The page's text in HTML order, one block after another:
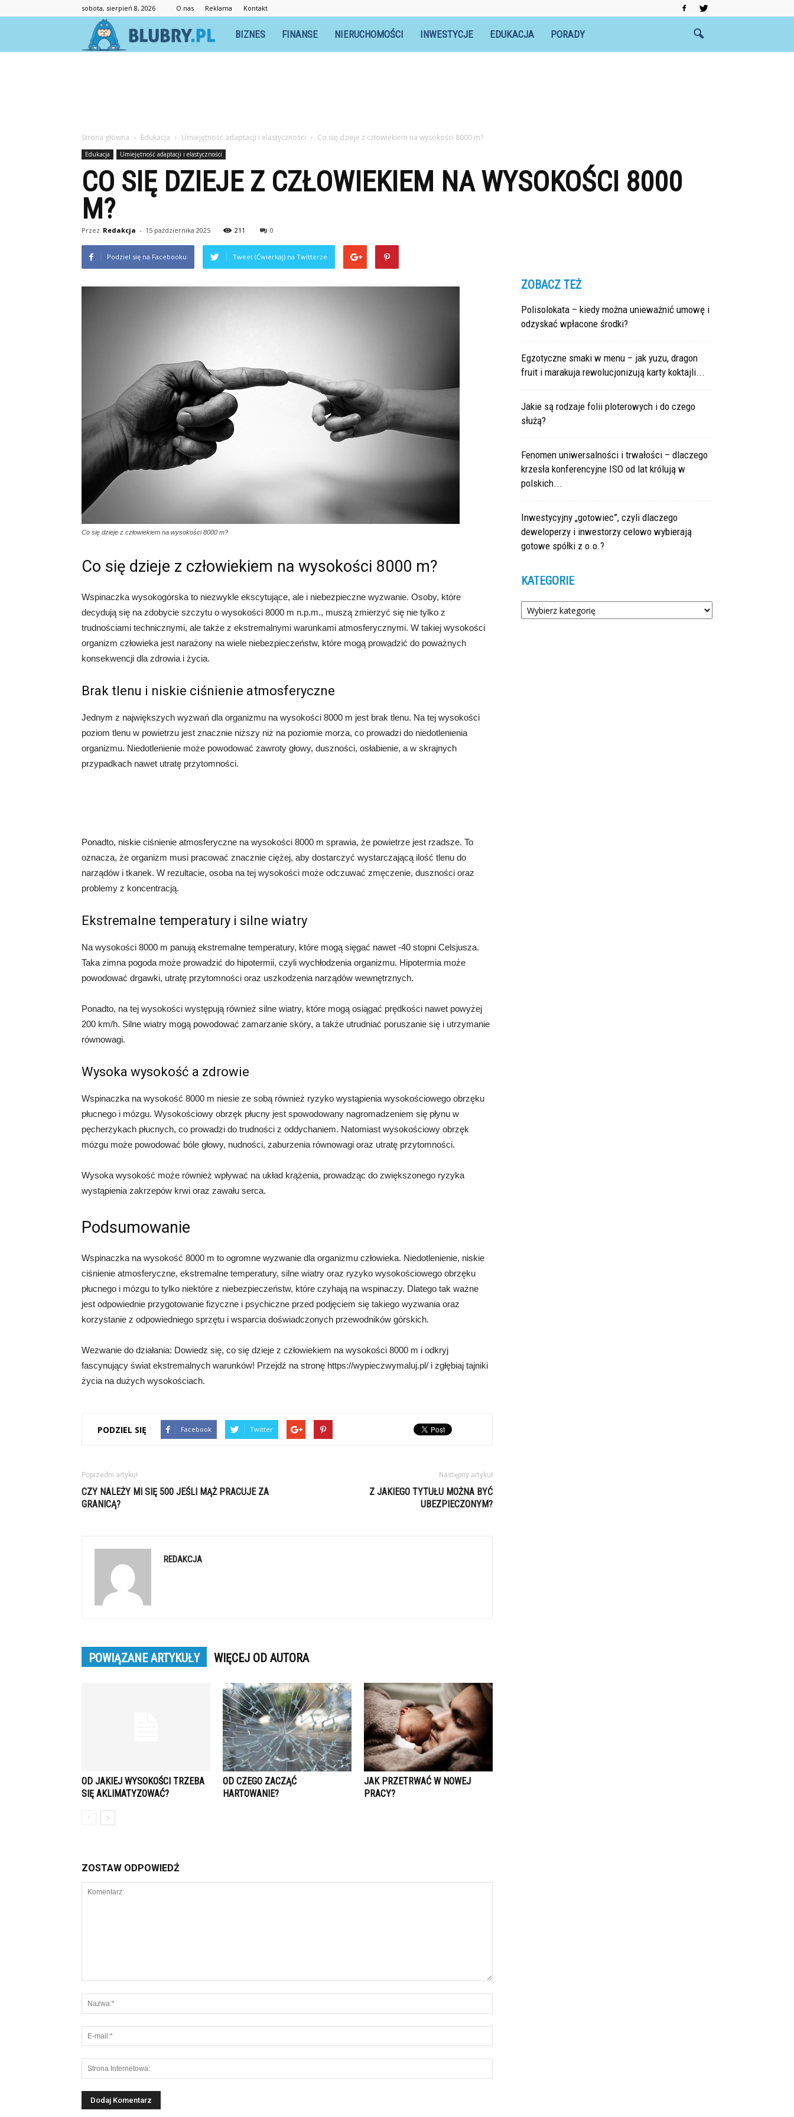
sobota, sierpień 8, 2026 O nas Reklama Kontakt
Blubry.pl
BIZNES FINANSE NIERUCHOMOŚCI INWESTYCJE EDUKACJA PORADY
Strona główna Edukacja Umiejętność adaptacji i elastyczności Co się dzieje z człowiekiem na wysokości 8000 m?
Edukacja Umiejętność adaptacji i elastyczności
CO SIĘ DZIEJE Z CZŁOWIEKIEM NA WYSOKOŚCI 8000
M?
Przez Redakcja - 15 października 2025 211 0
Podziel się na Facebooku Tweet (Ćwierkaj) na Twitterze
Co się dzieje z człowiekiem na wysokości 8000 m?
Co się dzieje z człowiekiem na wysokości 8000 m?
Wspinaczka wysokogórska to niezwykle ekscytujące, ale i niebezpieczne wyzwanie. Osoby, które
decydują się na zdobycie szczytu o wysokości 8000 m n.p.m., muszą zmierzyć się nie tylko z
trudnościami technicznymi, ale także z ekstremalnymi warunkami atmosferycznymi. W takiej wysokości
organizm człowieka jest narażony na wiele niebezpieczeństw, które mogą prowadzić do poważnych
konsekwencji dla zdrowia i życia.
Brak tlenu i niskie ciśnienie atmosferyczne
Jednym z największych wyzwań dla organizmu na wysokości 8000 m jest brak tlenu. Na tej wysokości
poziom tlenu w powietrzu jest znacznie niższy niż na poziomie morza, co prowadzi do niedotlenienia
organizmu. Niedotlenienie może powodować zawroty głowy, duszności, osłabienie, a w skrajnych
przypadkach nawet utratę przytomności.
Ponadto, niskie ciśnienie atmosferyczne na wysokości 8000 m sprawia, że powietrze jest rzadsze. To
oznacza, że organizm musi pracować znacznie ciężej, aby dostarczyć wystarczającą ilość tlenu do
narządów i tkanek. W rezultacie, osoba na tej wysokości może odczuwać zmęczenie, duszności oraz
problemy z koncentracją.
Ekstremalne temperatury i silne wiatry
Na wysokości 8000 m panują ekstremalne temperatury, które mogą sięgać nawet -40 stopni Celsjusza.
Taka zimna pogoda może prowadzić do hipotermii, czyli wychłodzenia organizmu. Hipotermia może
powodować drgawki, utratę przytomności oraz uszkodzenia narządów wewnętrznych.
Ponadto, na tej wysokości występują również silne wiatry, które mogą osiągać prędkości nawet powyżej
200 km/h. Silne wiatry mogą powodować zamarzanie skóry, a także utrudniać poruszanie się i utrzymanie
równowagi.
Wysoka wysokość a zdrowie
Wspinaczka na wysokość 8000 m niesie ze sobą również ryzyko wystąpienia wysokościowego obrzęku
płucnego i mózgu. Wysokościowy obrzęk płucny jest spowodowany nagromadzeniem się płynu w
pęcherzykach płucnych, co prowadzi do trudności z oddychaniem. Natomiast wysokościowy obrzęk
mózgu może powodować bóle głowy, nudności, zaburzenia równowagi oraz utratę przytomności.
Wysoka wysokość może również wpływać na układ krążenia, prowadząc do zwiększonego ryzyka
wystąpienia zakrzepów krwi oraz zawału serca.
Podsumowanie
Wspinaczka na wysokość 8000 m to ogromne wyzwanie dla organizmu człowieka. Niedotlenienie, niskie
ciśnienie atmosferyczne, ekstremalne temperatury, silne wiatry oraz ryzyko wysokościowego obrzęku
płucnego i mózgu to tylko niektóre z niebezpieczeństw, które czyhają na wspinaczy. Dlatego tak ważne
jest odpowiednie przygotowanie fizyczne i psychiczne przed podjęciem się takiego wyzwania oraz
korzystanie z odpowiedniego sprzętu i wsparcia doświadczonych przewodników górskich.
Wezwanie do działania: Dowiedz się, co się dzieje z człowiekiem na wysokości 8000 m i odkryj
fascynujący świat ekstremalnych warunków! Przejdź na stronę https://wypieczwymaluj.pl/ i zgłębiaj tajniki
życia na dużych wysokościach.
PODZIEL SIĘ Facebook Twitter
Poprzedni artykuł
CZY NALEŻY MI SIĘ 500 JEŚLI MĄŻ PRACUJE ZA
GRANICĄ?
Następny artykuł
Z JAKIEGO TYTUŁU MOŻNA BYĆ
UBEZPIECZONYM?
REDAKCJA
POWIĄZANE ARTYKUŁY WIĘCEJ OD AUTORA
OD JAKIEJ WYSOKOŚCI TRZEBA
SIĘ AKLIMATYZOWAĆ?
OD CZEGO ZACZĄĆ
HARTOWANIE?
JAK PRZETRWAĆ W NOWEJ
PRACY?
ZOSTAW ODPOWIEDŹ
ZOBACZ TEŻ
Polisolokata – kiedy można unieważnić umowę i
odzyskać wpłacone środki?
Egzotyczne smaki w menu – jak yuzu, dragon
fruit i marakuja rewolucjonizują karty koktajli...
Jakie są rodzaje folii ploterowych i do czego
służą?
Fenomen uniwersalności i trwałości – dlaczego
krzesła konferencyjne ISO od lat królują w
polskich...
Inwestycyjny „gotowiec”, czyli dlaczego
deweloperzy i inwestorzy celowo wybierają
gotowe spółki z o.o.?
KATEGORIE
Kategorie